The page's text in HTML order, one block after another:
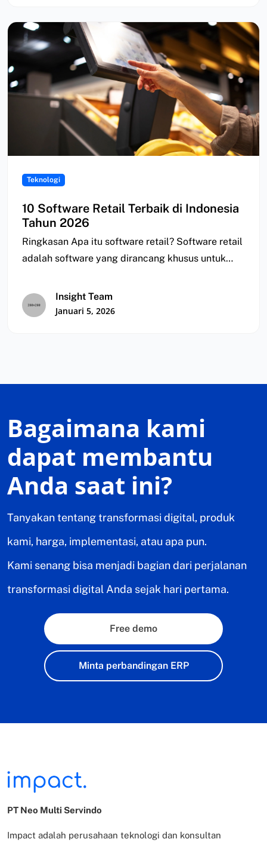
Teknologi
10 Software Retail Terbaik di Indonesia
Tahun 2026
Ringkasan Apa itu software retail? Software retail
adalah software yang dirancang khusus untuk
Insight Team
Januari 5, 2026
Bagaimana kami
dapat membantu
Anda saat ini?
Tanyakan tentang transformasi digital, produk
kami, harga, implementasi, atau apa pun.
Kami senang bisa menjadi bagian dari perjalanan
transformasi digital Anda sejak hari pertama.
Free demo
Minta perbandingan ERP
PT Neo Multi Servindo
Impact adalah perusahaan teknologi dan konsultan